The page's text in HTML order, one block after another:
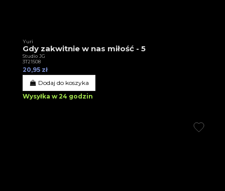
Yuri
Gdy zakwitnie w nas miłość - 5
Studio JG
3T21508
20,95 zł
Dodaj do koszyka
Wysyłka w 24 godzin